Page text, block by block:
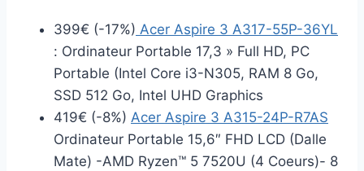
399€ (-17%) Acer Aspire 3 A317-55P-36YL
: Ordinateur Portable 17,3 » Full HD, PC
Portable (Intel Core i3-N305, RAM 8 Go,
SSD 512 Go, Intel UHD Graphics
419€ (-8%) Acer Aspire 3 A315-24P-R7AS
Ordinateur Portable 15,6″ FHD LCD (Dalle
Mate) -AMD Ryzen™ 5 7520U (4 Coeurs)- 8